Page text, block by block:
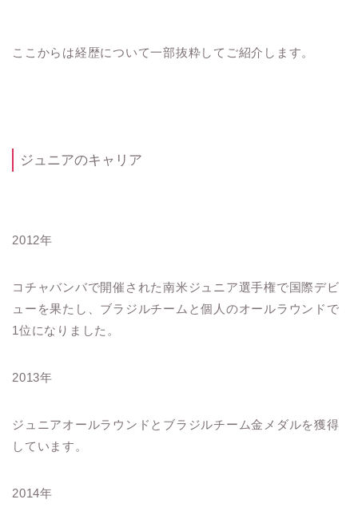
ここからは経歴について一部抜粋してご紹介します。
ジュニアのキャリア
2012年
コチャバンバで開催された南米ジュニア選手権で国際デビ
ューを果たし、ブラジルチームと個人のオールラウンドで
1位になりました。
2013年
ジュニアオールラウンドとブラジルチーム金メダルを獲得
しています。
2014年